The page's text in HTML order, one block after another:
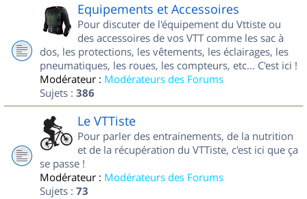
Equipements et Accessoires
Pour discuter de l'équipement du Vttiste ou
des accessoires de vos VTT comme les sac à
dos, les protections, les vêtements, les éclairages, les
pneumatiques, les roues, les compteurs, etc... C'est ici !
Modérateur : Modérateurs des Forums
Sujets : 386
Le VTTiste
Pour parler des entrainements, de la nutrition
et de la récupération du VTTiste, c'est ici que ça
se passe !
Modérateur : Modérateurs des Forums
Sujets : 73